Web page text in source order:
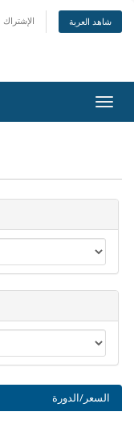
الإشتراك شاهد العربة
تبديل
التنقل
السعر/الدورة